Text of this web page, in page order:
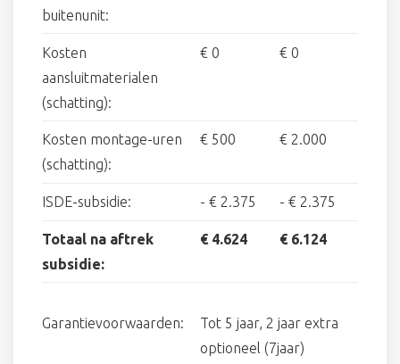
buitenunit:
Kosten
aansluitmaterialen
(schatting):
€ 0 € 0
Kosten montage-uren
(schatting):
€ 500 € 2.000
ISDE-subsidie: - € 2.375 - € 2.375
Totaal na aftrek
subsidie:
€ 4.624 € 6.124
Garantievoorwaarden:
Tot 5 jaar, 2 jaar extra
optioneel (7jaar)